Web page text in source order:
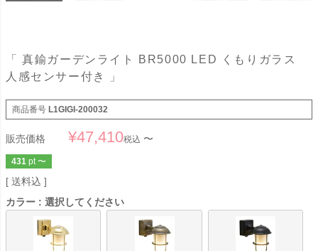
「 真鍮ガーデンライト BR5000 LED くもりガラス
人感センサー付き 」
商品番号 L1GIGI-200032
販売価格 ¥47,410税込 〜
431 pt 〜
送料込
カラー
選択してください